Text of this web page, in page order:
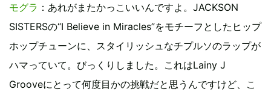
モグラ ：あれがまたかっこいいんですよ。JACKSON
SISTERSの“I Believe in Miracles”をモチーフとしたヒップ
ホップチューンに、スタイリッシュなチプルソのラップが
ハマっていて。びっくりしました。これはLainy J
Grooveにとって何度目かの挑戦だと思うんですけど、こ